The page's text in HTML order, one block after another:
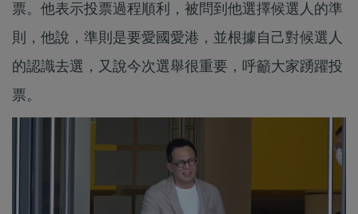
票。他表示投票過程順利，被問到他選擇候選人的準
則，他說，準則是要愛國愛港，並根據自己對候選人
的認識去選，又說今次選舉很重要，呼籲大家踴躍投
票。